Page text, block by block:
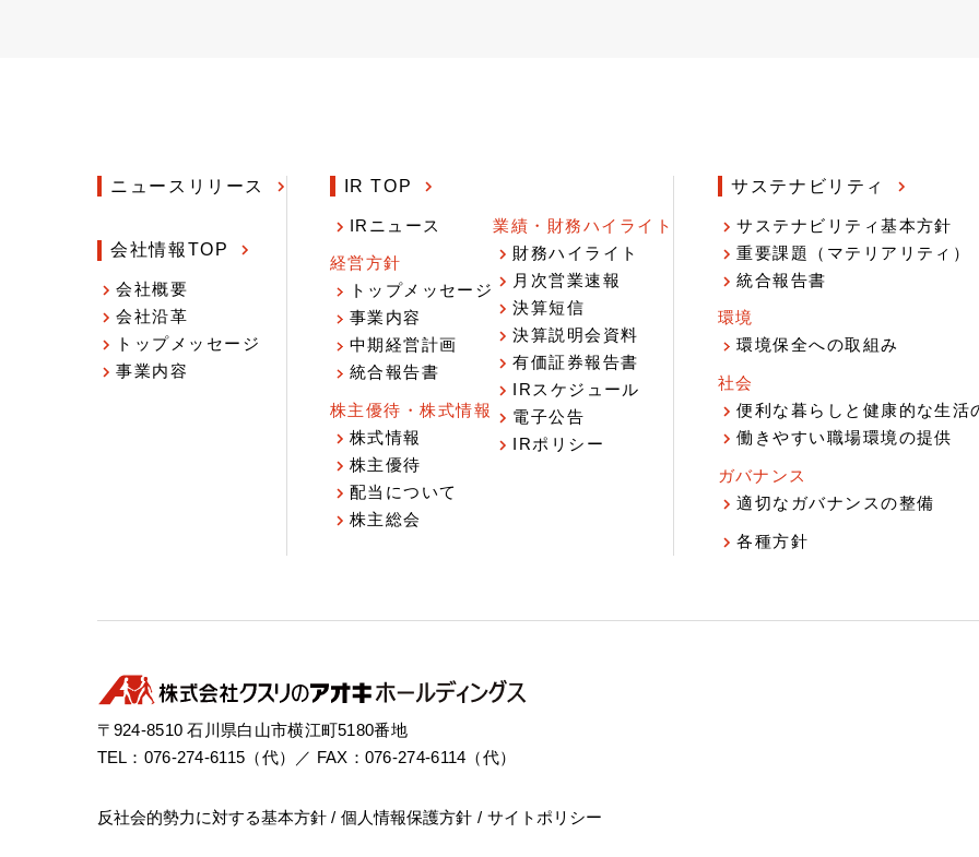
ニュースリリース
会社情報TOP
会社概要
会社沿革
トップメッセージ
事業内容
IR TOP
IRニュース
経営方針
トップメッセージ
事業内容
中期経営計画
統合報告書
株主優待・株式情報
株式情報
株主優待
配当について
株主総会
業績・財務ハイライト
財務ハイライト
月次営業速報
決算短信
決算説明会資料
有価証券報告書
IRスケジュール
電子公告
IRポリシー
サステナビリティ
サステナビリティ基本方針
重要課題（マテリアリティ）
統合報告書
環境
環境保全への取組み
社会
便利な暮らしと健康的な生活
働きやすい職場環境の提供
ガバナンス
適切なガバナンスの整備
各種方針
〒924-8510 石川県白山市横江町5180番地
TEL：076-274-6115（代）／ FAX：076-274-6114（代）
反社会的勢力に対する基本方針 個人情報保護方針 サイトポリシー